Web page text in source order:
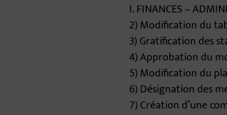
I. FINANCES –
2) Modification du
3) Gratification des
4) Approbation du
5) Modification du
6) Désignation des
7) Création d’une